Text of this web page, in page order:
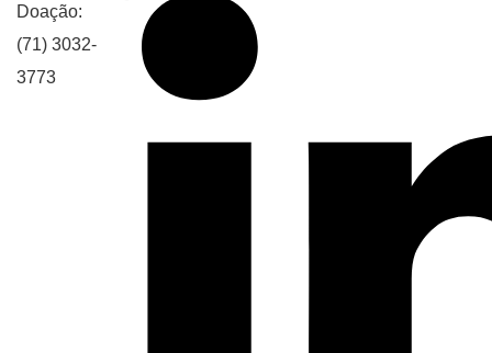
Doação:
(71) 3032-
3773